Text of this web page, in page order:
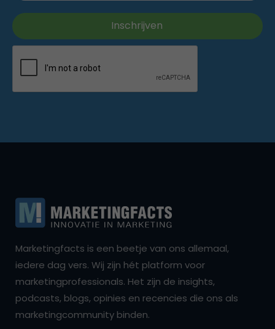
Marketingfacts is een beetje van ons allemaal,
iedere dag vers. Wij zijn hét platform voor
marketingprofessionals. Het zijn de insights,
podcasts, blogs, opinies en recencies die ons als
marketingcommunity binden.